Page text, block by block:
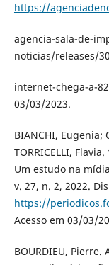
https://
agencia-sala-de-
noticias/releases/
internet-chega-a-
03/03/2023.
BIANCHI, Eugenia;
TORRICELLI,
Um estudo na
v. 27, n. 2, 2022.
https://
Acesso em 03/03/
BOURDIEU,